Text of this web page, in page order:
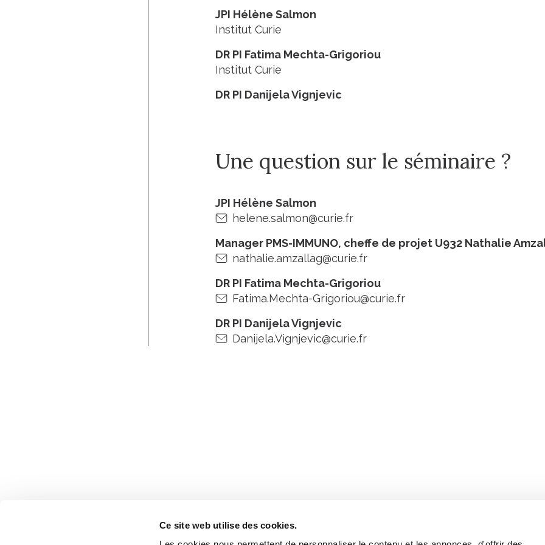
Ce site web utilise des cookies.
JPI Hélène Salmon
Institut Curie
DR PI Fatima Mechta-Grigoriou
Institut Curie
DR PI Danijela Vignjevic
Une question sur le séminaire ?
JPI Hélène Salmon
helene.salmon@curie.fr
Manager PMS-IMMUNO, cheffe de projet U932 Nathalie
nathalie.amzallag@curie.fr
DR PI Fatima Mechta-Grigoriou
Fatima.Mechta-Grigoriou@curie.fr
DR PI Danijela Vignjevic
Danijela.Vignjevic@curie.fr